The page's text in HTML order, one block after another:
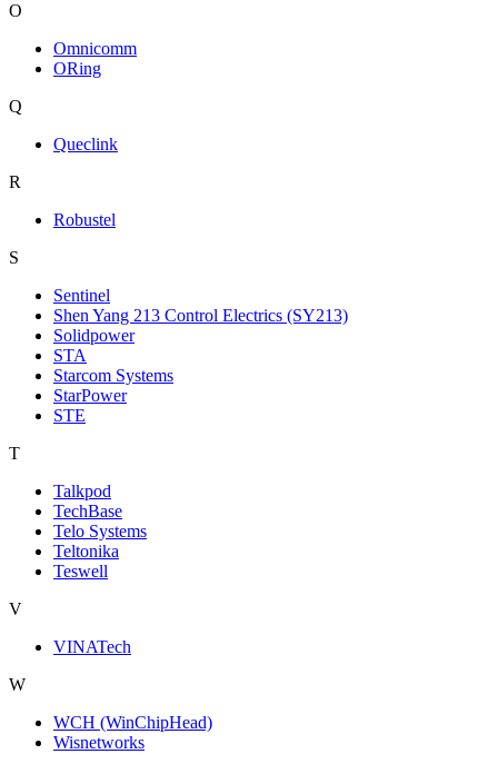
O
Omnicomm
ORing
Q
Queclink
R
Robustel
S
Sentinel
Shen Yang 213 Control Electrics (SY213)
Solidpower
STA
Starcom Systems
StarPower
STE
T
Talkpod
TechBase
Telo Systems
Teltonika
Teswell
V
VINATech
W
WCH (WinChipHead)
Wisnetworks